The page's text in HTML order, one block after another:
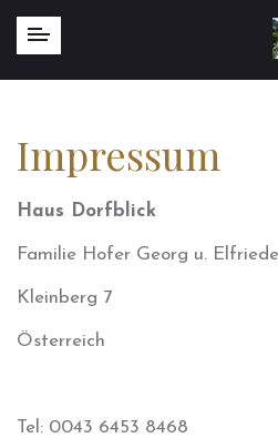
Impressum
Haus Dorfblick
Familie Hofer Georg u. Elfriede
Kleinberg 7
Österreich
Tel: 0043 6453 8468